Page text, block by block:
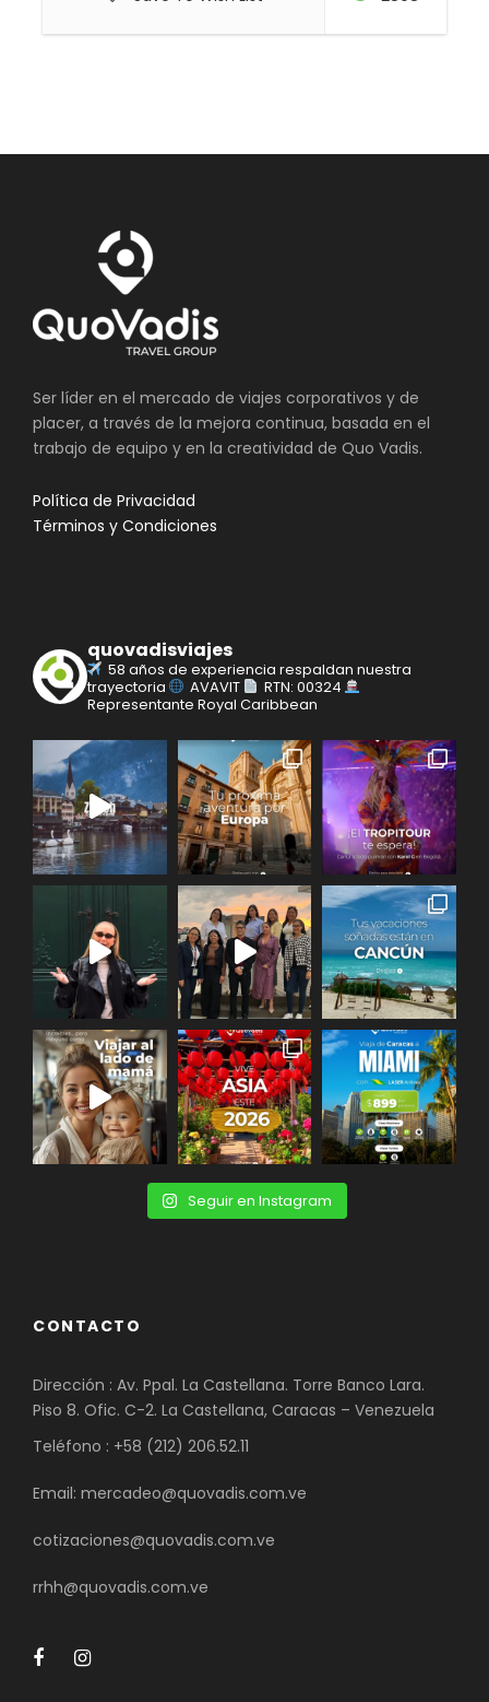
Ser líder en el mercado de viajes corporativos y de
placer, a través de la mejora continua, basada en el
trabajo de equipo y en la creatividad de Quo Vadis.
Política de Privacidad
Términos y Condiciones
quovadisviajes
58 años de experiencia respaldan nuestra
trayectoria
AVAVIT
RTN: 00324
Representante Royal Caribbean
Seguir en Instagram
CONTACTO
Dirección : Av. Ppal. La Castellana. Torre Banco Lara.
Piso 8. Ofic. C-2. La Castellana, Caracas – Venezuela
Teléfono : +58 (212) 206.52.11
Email: mercadeo@quovadis.com.ve
cotizaciones@quovadis.com.ve
rrhh@quovadis.com.ve